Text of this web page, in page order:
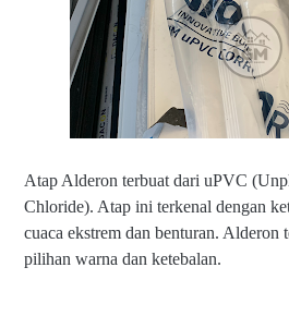
Atap Alderon terbuat dari uPVC
Chloride). Atap ini terkenal dengan
cuaca ekstrem dan benturan. Alderon
pilihan warna dan ketebalan.